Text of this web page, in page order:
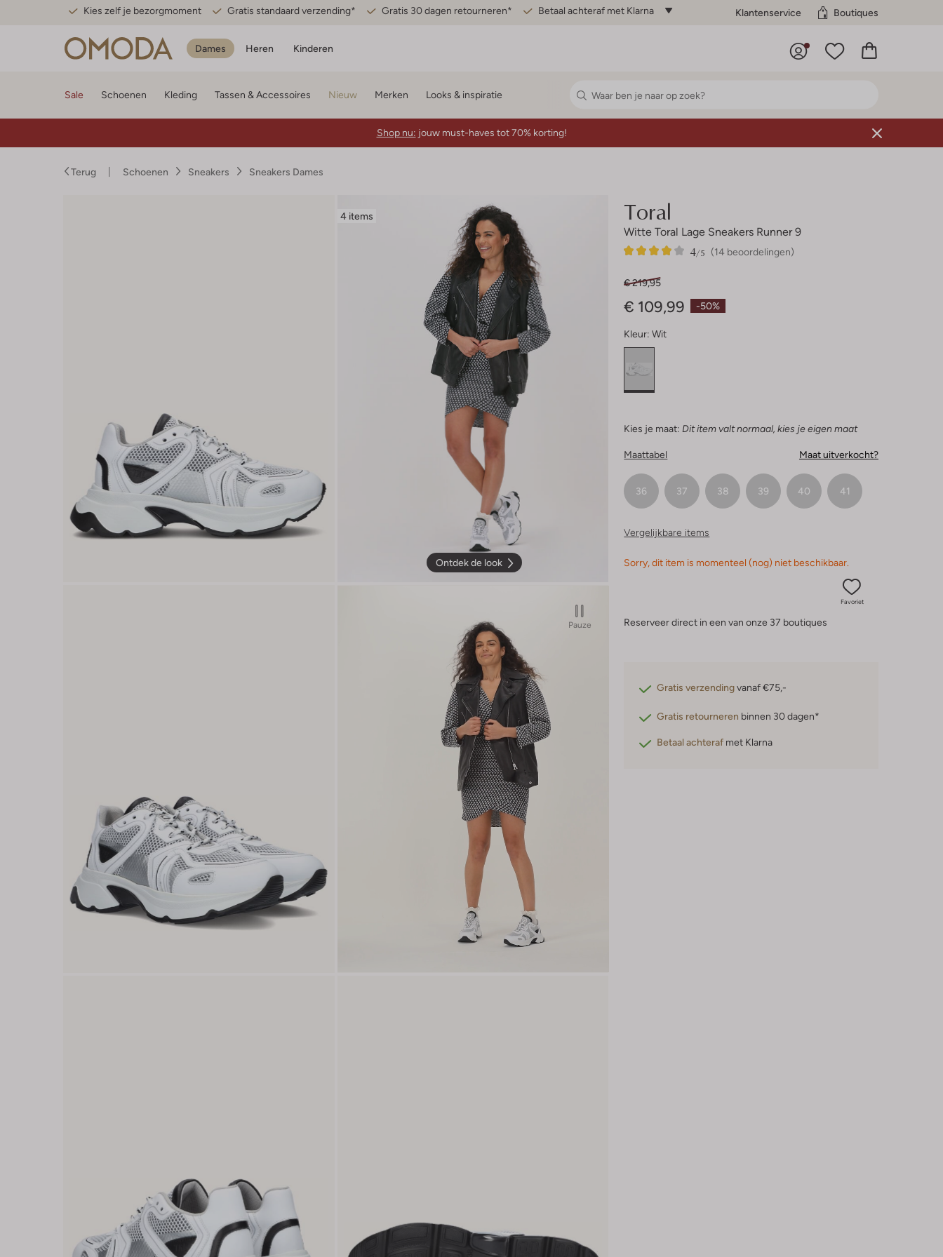
Kies zelf je bezorgmoment Gratis standaard verzending* Gratis 30 dagen retourneren* Betaal achteraf met Klarna Klantenservice Boutiques
Dames Heren Kinderen
Sale Schoenen Kleding Tassen & Accessoires Nieuw Merken Looks & inspiratie
Shop nu: jouw must-haves tot 70% korting!
Terug Schoenen Sneakers Sneakers Dames
4 items
Ontdek de look
Pauze
Toral
Witte Toral Lage Sneakers Runner 9
(14 beoordelingen)
4/5
14
4
-50%
€ 219,95
€ 109,99
Kleur: Wit
Kies je maat: Dit item valt normaal, kies je eigen maat
Maattabel Maat uitverkocht?
36 37 38 39 40 41
Vergelijkbare items
Sorry, dit item is momenteel (nog) niet beschikbaar.
Favoriet
Reserveer direct in een van onze 37 boutiques
Gratis verzendingvanaf €75,-
Gratis retourneren binnen 30 dagen*
Betaal achteraf met Klarna